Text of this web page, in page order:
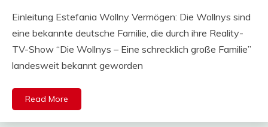
Einleitung Estefania Wollny Vermögen: Die Wollnys sind
eine bekannte deutsche Familie, die durch ihre Reality-
TV-Show “Die Wollnys – Eine schrecklich große Familie”
landesweit bekannt geworden
Read More